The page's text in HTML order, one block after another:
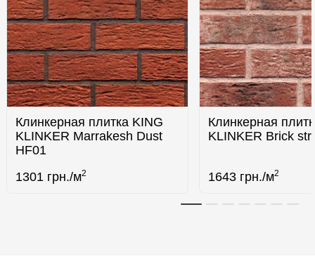
Клинкерная плитка KING
KLINKER Marrakesh Dust
HF01
1301 грн./м2
Клинкерная
KLINKER Brick
1643 грн./м2